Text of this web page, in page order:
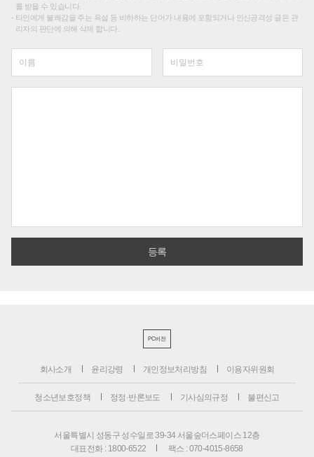
를 받을 수 있습니다.
타인에게 불쾌감을 주는 욕설 등 비하하는 단어가 내용에 포함되거나 인신공격성 글은 관
리자의 판단에 의해 삭제 합니다.
PC버전
회사소개 윤리강령 개인정보처리방침 이용자위원회
청소년보호정책 정정·반론보도 기사심의규정 불편신고
서울특별시 성동구 성수일로 39-34 서울숲더스페이스 12층
대표전화 : 1800-6522
팩스 : 070-4015-8658